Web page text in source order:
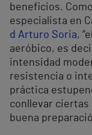
beneficios.
especialista en
d Arturo Soria,
aeróbico, es
intensidad
resistencia o
práctica
conllevar ciertas
buena